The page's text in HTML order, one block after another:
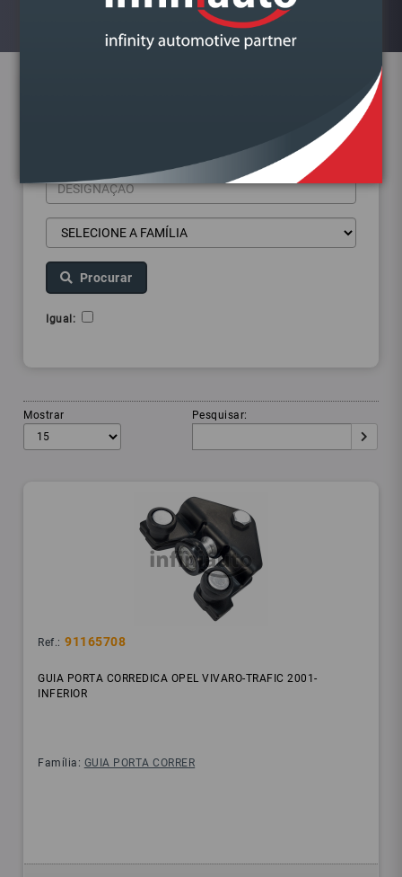
Visualizar
Procurar
Igual:
Mostrar Pesquisar:
Ref.: 91165708
GUIA PORTA CORREDICA OPEL VIVARO-TRAFIC 2001-
INFERIOR
Família: GUIA PORTA CORRER